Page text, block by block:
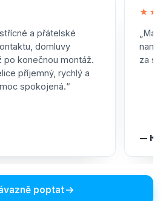
a přátelské
domluvy
po konečnou montáž.
příjemný, rychlý a
spokojená.“
za
—
poptat